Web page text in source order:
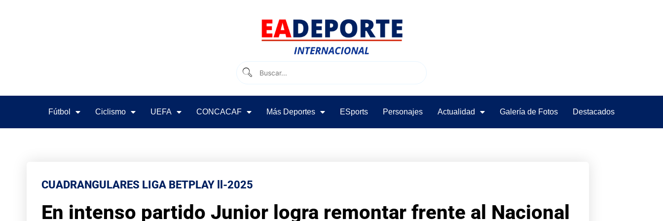
Fútbol Ciclismo UEFA CONCACAF Más Deportes ESports Personajes Actualidad Galería de Fotos Destacados
CUADRANGULARES LIGA BETPLAY ll-2025
En intenso partido Junior logra remontar frente al Nacional